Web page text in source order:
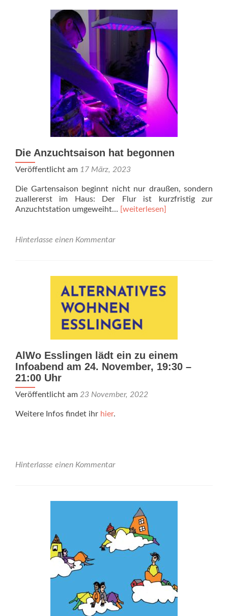
Die Anzuchtsaison hat begonnen
Veröffentlicht am 17 März, 2023
Die Gartensaison beginnt nicht nur draußen, sondern
zuallererst im Haus: Der Flur ist kurzfristig zur
Anzuchtstation umgeweiht…
[weiterlesen]
Hinterlasse einen Kommentar
AlWo Esslingen lädt ein zu einem
Infoabend am 24. November, 19:30 –
21:00 Uhr
Veröffentlicht am 23 November, 2022
Weitere Infos findet ihr hier.
Hinterlasse einen Kommentar